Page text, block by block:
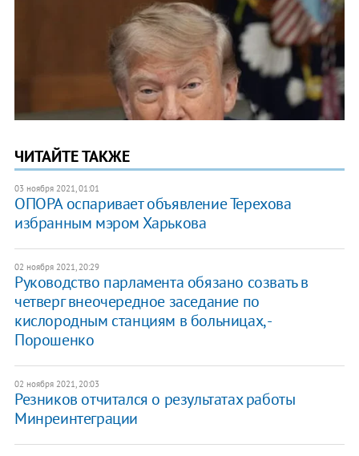
ЧИТАЙТЕ ТАКЖЕ
03 ноября 2021, 01:01
ОПОРА оспаривает объявление Терехова
избранным мэром Харькова
02 ноября 2021, 20:29
Руководство парламента обязано созвать в
четверг внеочередное заседание по
кислородным станциям в больницах, -
Порошенко
02 ноября 2021, 20:03
Резников отчитался о результатах работы
Минреинтеграции